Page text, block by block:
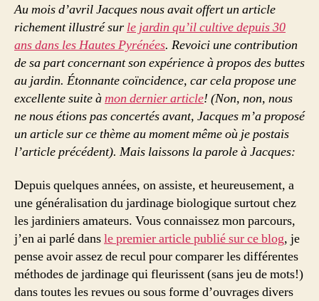
lequel?
Par
Jacques
Subra
Au mois d’avril Jacques nous avait offert un article
richement illustré sur le jardin qu’il cultive depuis 30
ans dans les Hautes Pyrénées. Revoici une contribution
de sa part concernant son expérience à propos des buttes
au jardin. Étonnante coïncidence, car cela propose une
excellente suite àmon dernier article! (Non, non, nous
ne nous étions pas concertés avant, Jacques m’a proposé
un article sur ce thème au moment même où je postais
l’article précédent). Mais laissons la parole à Jacques:
Depuis quelques années, on assiste, et heureusement, a
une généralisation du jardinage biologique surtout chez
les jardiniers amateurs. Vous connaissez mon parcours,
j’en ai parlé dansle premier article publié sur ce blog, je
pense avoir assez de recul pour comparer les différentes
méthodes de jardinage qui fleurissent (sans jeu de mots!)
dans toutes les revues ou sous forme d’ouvrages divers